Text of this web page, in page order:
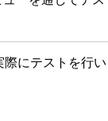
にテストを行